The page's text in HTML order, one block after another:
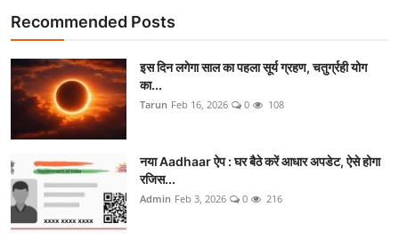
Recommended Posts
इस दिन लगेगा साल का पहला सूर्य ग्रहण, चतुर्ग्रही योग
का...
Tarun Feb 16, 2026 0 108
नया Aadhaar ऐप : घर बैठे करें आधार अपडेट, ऐसे होगा
रजिस...
Admin Feb 3, 2026 0 216